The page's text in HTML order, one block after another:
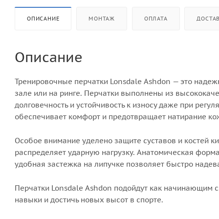
ОПИСАНИЕ МОНТАЖ ОПЛАТА
Описание
Тренировочные перчатки Lonsdale Ashdon — это
зале или на ринге. Перчатки выполнены из
долговечность и устойчивость к износу даже при
обеспечивает комфорт и предотвращает натирание
Особое внимание уделено защите суставов и костей
распределяет ударную нагрузку. Анатомическая
удобная застежка на липучке позволяет быстро
Перчатки Lonsdale Ashdon подойдут как начинающим
навыки и достичь новых высот в спорте.